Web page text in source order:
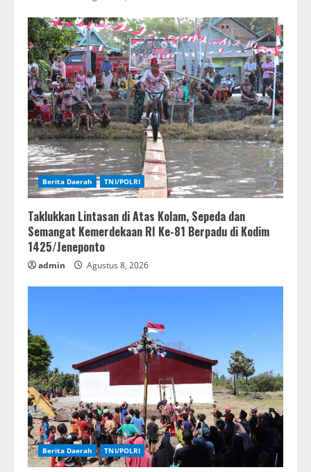
Berita Daerah TNI/POLRI
Taklukkan Lintasan di Atas Kolam, Sepeda dan
Semangat Kemerdekaan RI Ke-81 Berpadu di Kodim
1425/Jeneponto
admin Agustus 8, 2026
Berita Daerah TNI/POLRI